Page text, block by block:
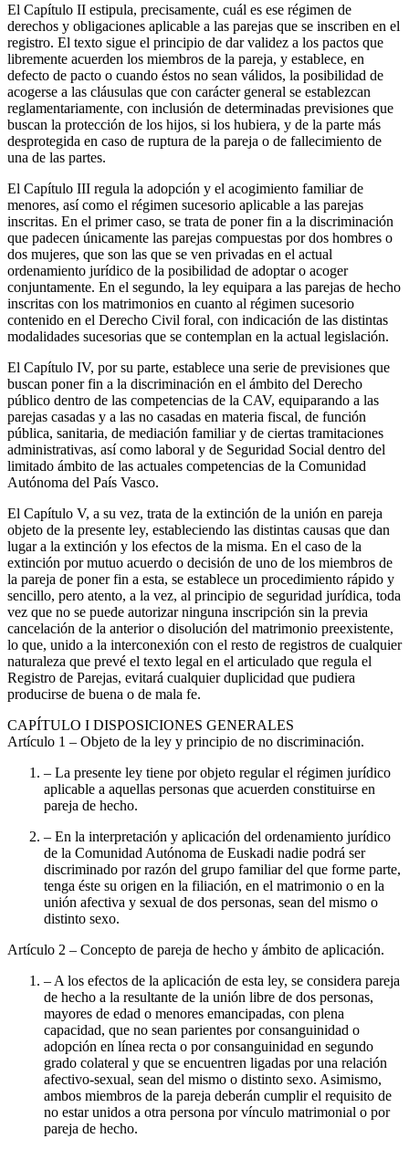
El Capítulo II estipula, precisamente, cuál es ese régimen de
derechos y obligaciones aplicable a las parejas que se inscriben en el
registro. El texto sigue el principio de dar validez a los pactos que
libremente acuerden los miembros de la pareja, y establece, en
defecto de pacto o cuando éstos no sean válidos, la posibilidad de
acogerse a las cláusulas que con carácter general se establezcan
reglamentariamente, con inclusión de determinadas previsiones que
buscan la protección de los hijos, si los hubiera, y de la parte más
desprotegida en caso de ruptura de la pareja o de fallecimiento de
una de las partes.
El Capítulo III regula la adopción y el acogimiento familiar de
menores, así como el régimen sucesorio aplicable a las parejas
inscritas. En el primer caso, se trata de poner fin a la discriminación
que padecen únicamente las parejas compuestas por dos hombres o
dos mujeres, que son las que se ven privadas en el actual
ordenamiento jurídico de la posibilidad de adoptar o acoger
conjuntamente. En el segundo, la ley equipara a las parejas de hecho
inscritas con los matrimonios en cuanto al régimen sucesorio
contenido en el Derecho Civil foral, con indicación de las distintas
modalidades sucesorias que se contemplan en la actual legislación.
El Capítulo IV, por su parte, establece una serie de previsiones que
buscan poner fin a la discriminación en el ámbito del Derecho
público dentro de las competencias de la CAV, equiparando a las
parejas casadas y a las no casadas en materia fiscal, de función
pública, sanitaria, de mediación familiar y de ciertas tramitaciones
administrativas, así como laboral y de Seguridad Social dentro del
limitado ámbito de las actuales competencias de la Comunidad
Autónoma del País Vasco.
El Capítulo V, a su vez, trata de la extinción de la unión en pareja
objeto de la presente ley, estableciendo las distintas causas que dan
lugar a la extinción y los efectos de la misma. En el caso de la
extinción por mutuo acuerdo o decisión de uno de los miembros de
la pareja de poner fin a esta, se establece un procedimiento rápido y
sencillo, pero atento, a la vez, al principio de seguridad jurídica, toda
vez que no se puede autorizar ninguna inscripción sin la previa
cancelación de la anterior o disolución del matrimonio preexistente,
lo que, unido a la interconexión con el resto de registros de cualquier
naturaleza que prevé el texto legal en el articulado que regula el
Registro de Parejas, evitará cualquier duplicidad que pudiera
producirse de buena o de mala fe.
CAPÍTULO I DISPOSICIONES GENERALES
Artículo 1 – Objeto de la ley y principio de no discriminación.
– La presente ley tiene por objeto regular el régimen jurídico
aplicable a aquellas personas que acuerden constituirse en
pareja de hecho.
– En la interpretación y aplicación del ordenamiento jurídico
de la Comunidad Autónoma de Euskadi nadie podrá ser
discriminado por razón del grupo familiar del que forme parte,
tenga éste su origen en la filiación, en el matrimonio o en la
unión afectiva y sexual de dos personas, sean del mismo o
distinto sexo.
Artículo 2 – Concepto de pareja de hecho y ámbito de aplicación.
– A los efectos de la aplicación de esta ley, se considera pareja
de hecho a la resultante de la unión libre de dos personas,
mayores de edad o menores emancipadas, con plena
capacidad, que no sean parientes por consanguinidad o
adopción en línea recta o por consanguinidad en segundo
grado colateral y que se encuentren ligadas por una relación
afectivo-sexual, sean del mismo o distinto sexo. Asimismo,
ambos miembros de la pareja deberán cumplir el requisito de
no estar unidos a otra persona por vínculo matrimonial o por
pareja de hecho.